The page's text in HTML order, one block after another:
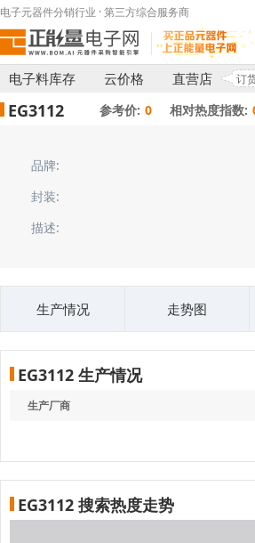
电子元器件分销行业 · 第三方综合服务商
电子料库存 云价格 直营店 订
EG3112 参考价: 0 相对热度指数:
品牌:
封装:
描述:
生产情况 走势图
EG3112 生产情况
生产厂商
EG3112 搜索热度走势